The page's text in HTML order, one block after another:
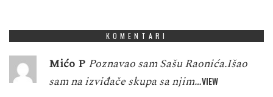
KOMENTARI
Mićo P Poznavao sam Sašu Raonića.Išao
sam na izviđače skupa sa njim…VIEW